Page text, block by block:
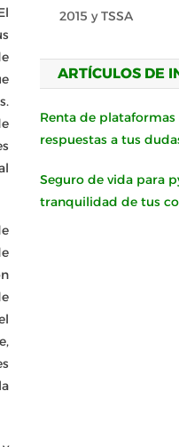
2015 y TSSA
ARTÍCULOS DE
Renta de plataformas
respuestas a tus
Seguro de vida para
tranquilidad de tus